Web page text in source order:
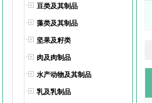
豆类及其制品
藻类及其制品
坚果及籽类
肉及肉制品
水产动物及其制品
乳及乳制品